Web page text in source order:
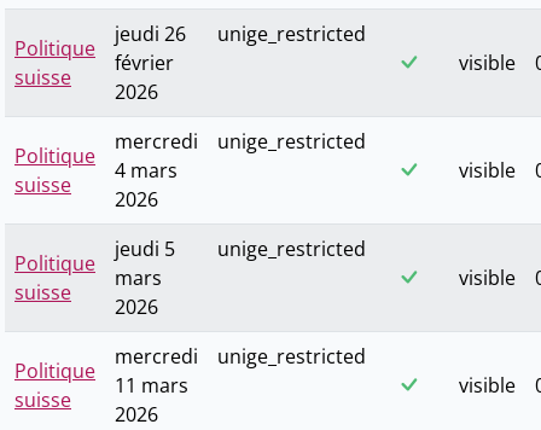
Politique
suisse
jeudi 26
février
2026
unige_restricted
visible
Politique
suisse
mercredi
4 mars
2026
unige_restricted
visible
Politique
suisse
jeudi 5
mars
2026
unige_restricted
visible
Politique
suisse
mercredi
11 mars
2026
unige_restricted
visible